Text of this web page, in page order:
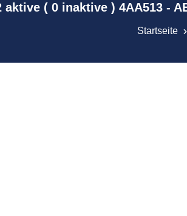
aktive ( 0 inaktive ) 4AA513 -
Startseite